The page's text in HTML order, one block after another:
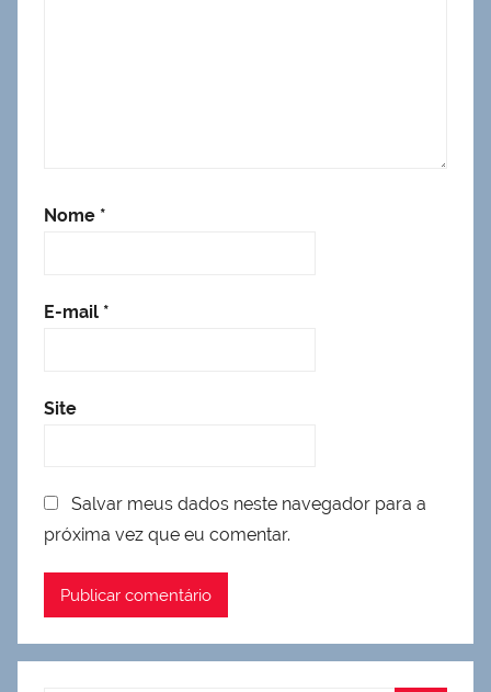
Nome *
E-mail *
Site
Salvar meus dados neste navegador para a
próxima vez que eu comentar.